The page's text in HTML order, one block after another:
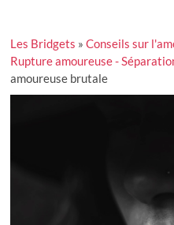
Les Bridgets »Conseils sur
Rupture amoureuse -
amoureuse brutale